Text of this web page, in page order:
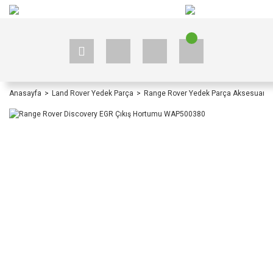
Anasayfa Land Rover Yedek Parça Range Rover Yedek Parça Aksesuar